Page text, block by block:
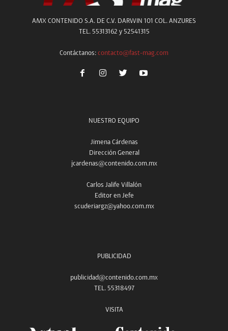
AMX CONTENIDO S.A. DE C.V. DARWIN 101 COL. ANZURES
TEL. 55313162 y 52541315
Contáctanos: contacto@fast-mag.com
NUESTRO EQUIPO
Jimena Cárdenas
Dirección General
jcardenas@contenido.com.mx
Carlos Jalife Villalón
Editor en Jefe
scuderiargz@yahoo.com.mx
PUBLICIDAD
publicidad@contenido.com.mx
TEL. 55318497
VISITA